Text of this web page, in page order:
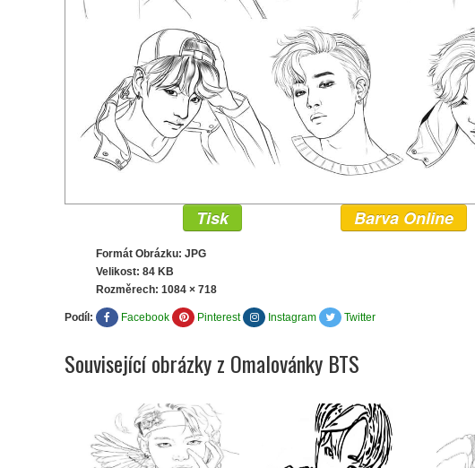
Tisk Barva Online
Formát Obrázku: JPG
Velikost: 84 KB
Rozměrech: 1084 × 718
Podíl: Facebook Pinterest Instagram Twitter
Související obrázky z Omalovánky BTS